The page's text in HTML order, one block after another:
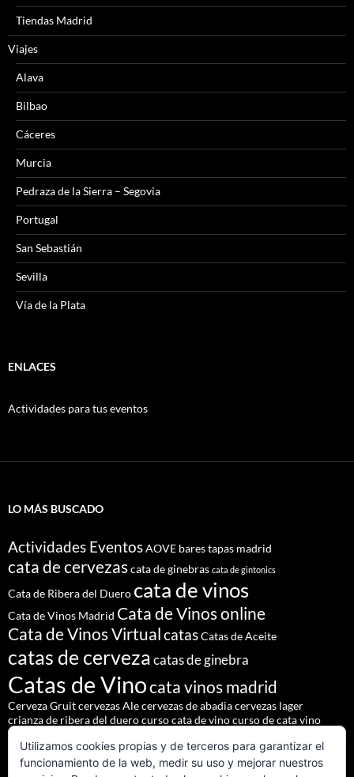
Tiendas Madrid
Viajes
Alava
Bilbao
Cáceres
Murcia
Pedraza de la Sierra – Segovia
Portugal
San Sebastián
Sevilla
Vía de la Plata
ENLACES
Actividades para tus eventos
LO MÁS BUSCADO
Actividades EventosAOVE bares tapas madrid
cata de cervezascata de ginebras cata de gintonics
Cata de Ribera del Duero cata de vinos
Cata de Vinos Madrid Cata de Vinos online
Cata de Vinos VirtualcatasCatas de Aceite
catas de cervezacatas de ginebra
Catas de Vinocata vinos madrid
Cerveza Gruitcervezas Alecervezas de abadiacervezas lager
crianza de ribera del duerocurso cata de vinocurso de cata vino
Denominación de Origen Ribera del Duero
eventos de autoreventos madrid Godello lúpulo
Utilizamos cookies propias y de terceros para garantizar el
funcionamiento de la web, medir su uso y mejorar nuestros